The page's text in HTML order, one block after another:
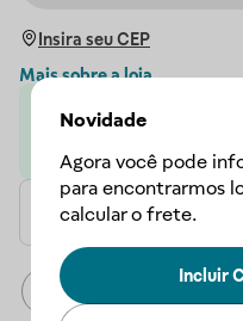
Insira seu CEP
Novidade
Agora você pode
para encontrarmos
calcular o frete.
Incluir
Mais sobre a loja
Loja parceira da